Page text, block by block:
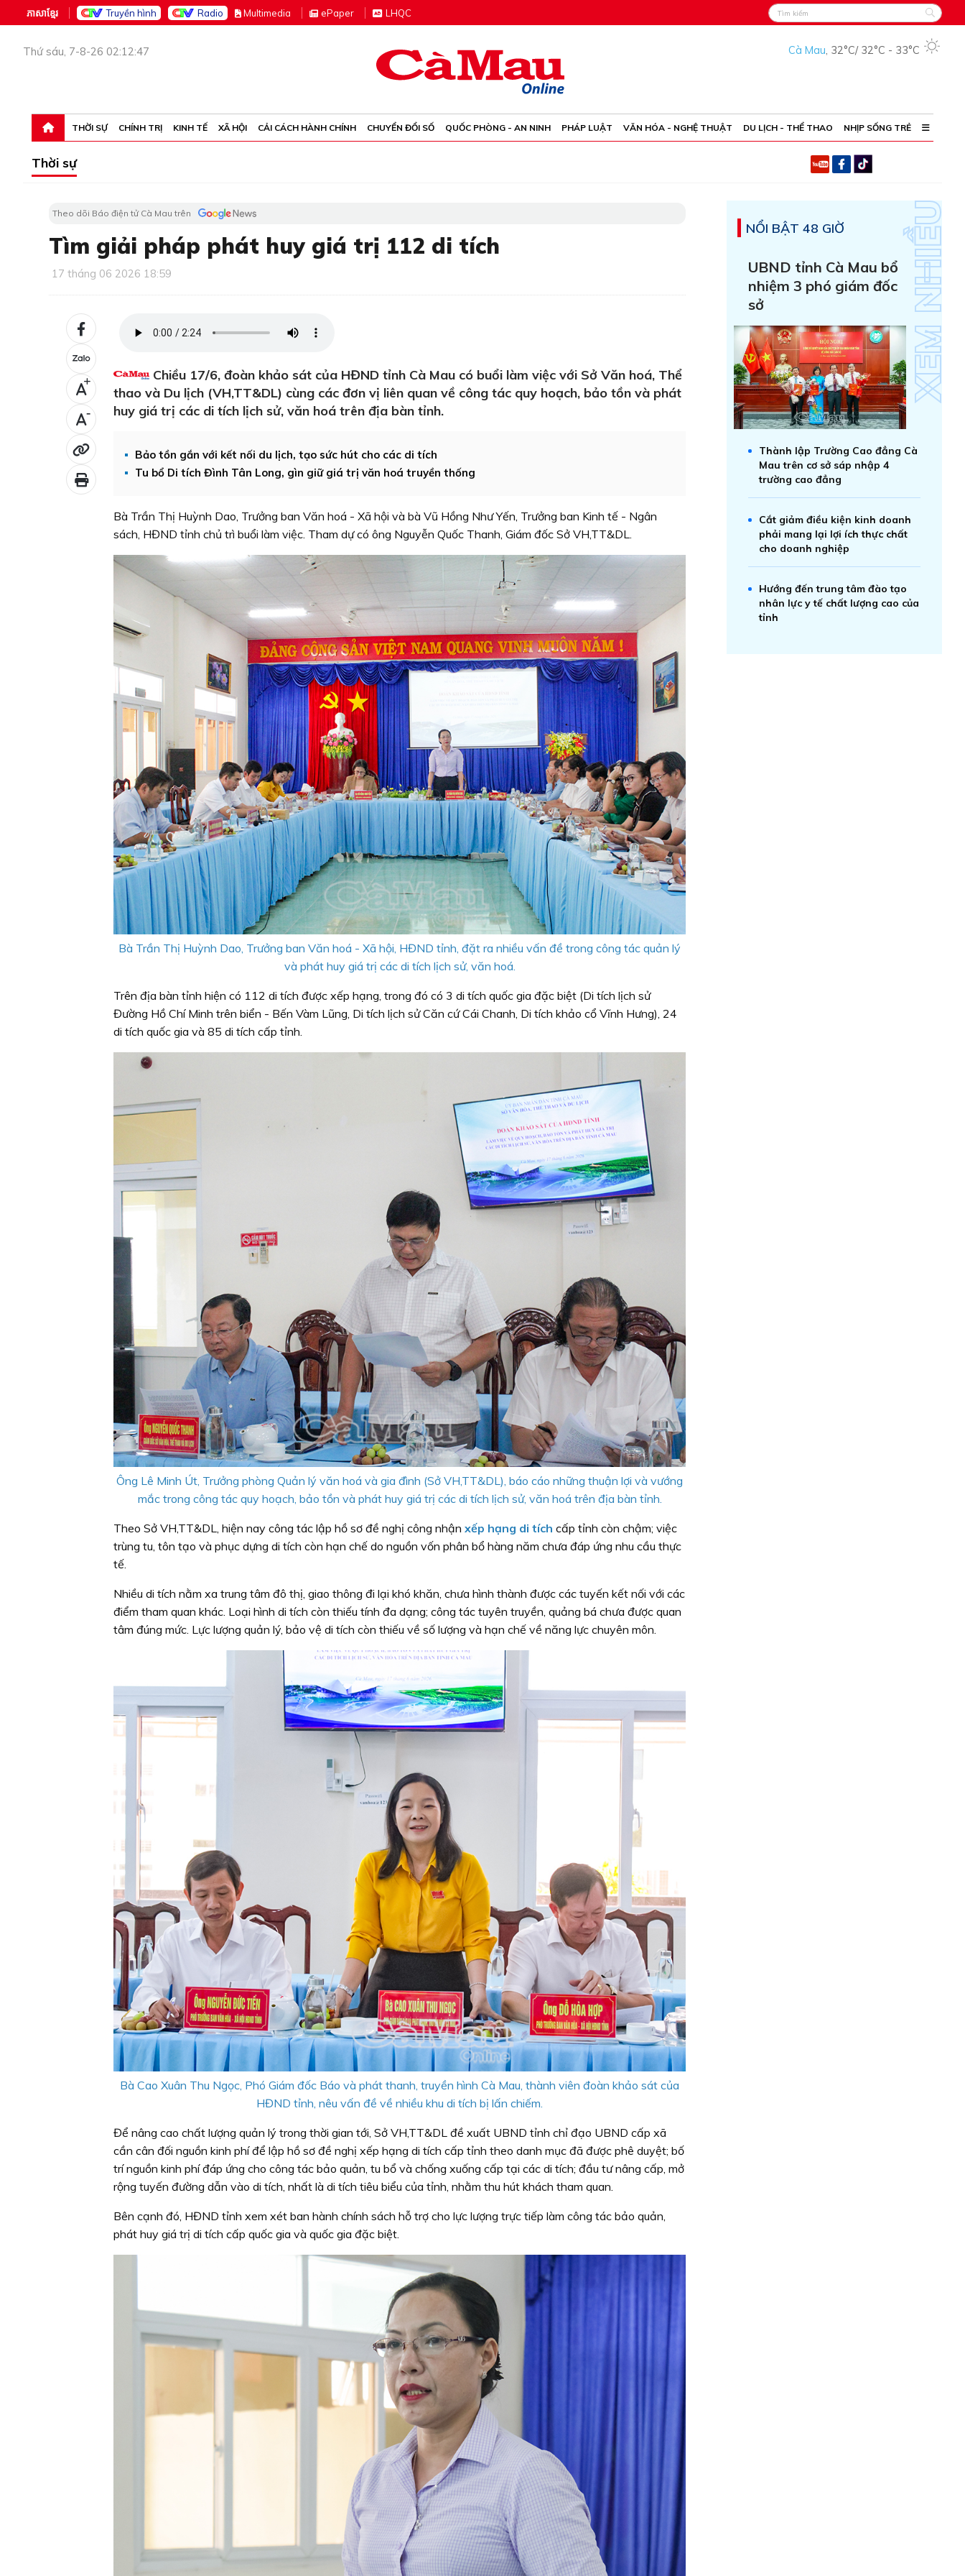
ភាសាខ្មែរ Truyền hình Radio Multimedia ePaper LHQC
Thứ sáu, 7-8-26 02:12:47 Cà Mau, 32°C/ 32°C - 33°C
THỜI SỰ CHÍNH TRỊ KINH TẾ XÃ HỘI CẢI CÁCH HÀNH CHÍNH CHUYỂN ĐỔI SỐ QUỐC PHÒNG - AN NINH PHÁP LUẬT VĂN HÓA - NGHỆ THUẬT DU LỊCH - THỂ THAO NHỊP SỐNG TRẺ
Thời sự
Theo dõi Báo điện tử Cà Mau trên
Tìm giải pháp phát huy giá trị 112 di tích
17 tháng 06 2026 18:59
+
-
Chiều 17/6, đoàn khảo sát của HĐND tỉnh Cà Mau có buổi làm việc với Sở Văn hoá, Thể
thao và Du lịch (VH,TT&DL) cùng các đơn vị liên quan về công tác quy hoạch, bảo tồn và phát
huy giá trị các di tích lịch sử, văn hoá trên địa bàn tỉnh.
Bảo tồn gắn với kết nối du lịch, tạo sức hút cho các di tích
Tu bổ Di tích Đình Tân Long, gìn giữ giá trị văn hoá truyền thống
Bà Trần Thị Huỳnh Dao, Trưởng ban Văn hoá - Xã hội và bà Vũ Hồng Như Yến, Trưởng ban Kinh tế - Ngân
sách, HĐND tỉnh chủ trì buổi làm việc. Tham dự có ông Nguyễn Quốc Thanh, Giám đốc Sở VH,TT&DL.
Bà Trần Thị Huỳnh Dao, Trưởng ban Văn hoá - Xã hội, HĐND tỉnh, đặt ra nhiều vấn đề trong công tác quản lý
và phát huy giá trị các di tích lịch sử, văn hoá.
Trên địa bàn tỉnh hiện có 112 di tích được xếp hạng, trong đó có 3 di tích quốc gia đặc biệt (Di tích lịch sử
Đường Hồ Chí Minh trên biển - Bến Vàm Lũng, Di tích lịch sử Căn cứ Cái Chanh, Di tích khảo cổ Vĩnh Hưng), 24
di tích quốc gia và 85 di tích cấp tỉnh.
Ông Lê Minh Út, Trưởng phòng Quản lý văn hoá và gia đình (Sở VH,TT&DL), báo cáo những thuận lợi và vướng
mắc trong công tác quy hoạch, bảo tồn và phát huy giá trị các di tích lịch sử, văn hoá trên địa bàn tỉnh.
Theo Sở VH,TT&DL, hiện nay công tác lập hồ sơ đề nghị công nhận xếp hạng di tích cấp tỉnh còn chậm; việc
trùng tu, tôn tạo và phục dựng di tích còn hạn chế do nguồn vốn phân bổ hàng năm chưa đáp ứng nhu cầu thực
tế.
Nhiều di tích nằm xa trung tâm đô thị, giao thông đi lại khó khăn, chưa hình thành được các tuyến kết nối với các
điểm tham quan khác. Loại hình di tích còn thiếu tính đa dạng; công tác tuyên truyền, quảng bá chưa được quan
tâm đúng mức. Lực lượng quản lý, bảo vệ di tích còn thiếu về số lượng và hạn chế về năng lực chuyên môn.
Bà Cao Xuân Thu Ngọc, Phó Giám đốc Báo và phát thanh, truyền hình Cà Mau, thành viên đoàn khảo sát của
HĐND tỉnh, nêu vấn đề về nhiều khu di tích bị lấn chiếm.
Để nâng cao chất lượng quản lý trong thời gian tới, Sở VH,TT&DL đề xuất UBND tỉnh chỉ đạo UBND cấp xã
cần cân đối nguồn kinh phí để lập hồ sơ đề nghị xếp hạng di tích cấp tỉnh theo danh mục đã được phê duyệt; bố
trí nguồn kinh phí đáp ứng cho công tác bảo quản, tu bổ và chống xuống cấp tại các di tích; đầu tư nâng cấp, mở
rộng tuyến đường dẫn vào di tích, nhất là di tích tiêu biểu của tỉnh, nhằm thu hút khách tham quan.
Bên cạnh đó, HĐND tỉnh xem xét ban hành chính sách hỗ trợ cho lực lượng trực tiếp làm công tác bảo quản,
phát huy giá trị di tích cấp quốc gia và quốc gia đặc biệt.
NỔI BẬT 48 GIỜ
UBND tỉnh Cà Mau bổ
nhiệm 3 phó giám đốc
sở
Thành lập Trường Cao đẳng Cà
Mau trên cơ sở sáp nhập 4
trường cao đẳng
Cắt giảm điều kiện kinh doanh
phải mang lại lợi ích thực chất
cho doanh nghiệp
Hướng đến trung tâm đào tạo
nhân lực y tế chất lượng cao của
tỉnh